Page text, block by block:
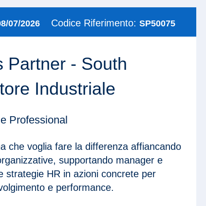
07/2026 Codice Riferimento: SP50075
Partner - South
Industriale
Professional
che voglia fare la differenza affiancando
supportando manager e
strategie HR in azioni concrete per
e performance.